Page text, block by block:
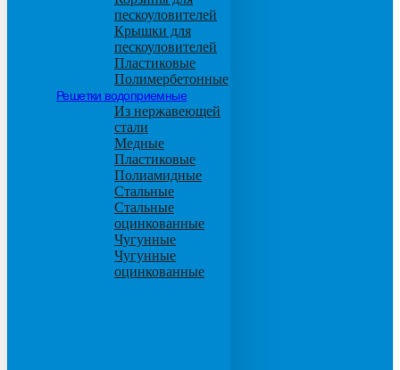
пескоуловителей
Крышки для
пескоуловителей
Пластиковые
Полимербетонные
Решетки водоприемные
Из нержавеющей
стали
Медные
Пластиковые
Полиамидные
Стальные
Стальные
оцинкованные
Чугунные
Чугунные
оцинкованные